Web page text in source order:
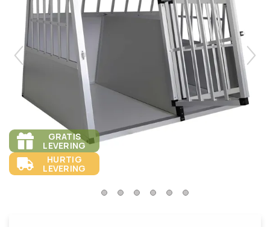
GRATIS
LEVERING
HURTIG
LEVERING